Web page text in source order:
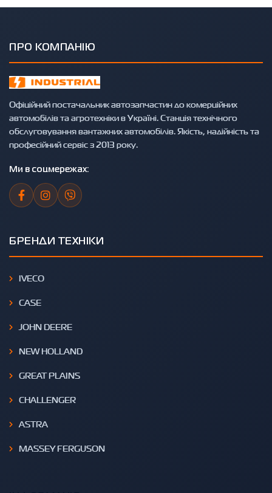
ПРО КОМПАНІЮ
Офіційний постачальник автозапчастин до комерційних
автомобілів та агротехніки в Україні. Станція технічного
обслуговування вантажних автомобілів. Якість, надійність та
професійний сервіс з 2013 року.
Ми в соцмережах:
БРЕНДИ ТЕХНІКИ
IVECO
CASE
JOHN DEERE
NEW HOLLAND
GREAT PLAINS
CHALLENGER
ASTRA
MASSEY FERGUSON